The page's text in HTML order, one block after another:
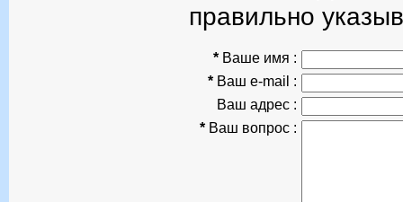
правильно
* Ваше имя :
* Ваш e-mail :
Ваш адрес :
* Ваш вопрос :